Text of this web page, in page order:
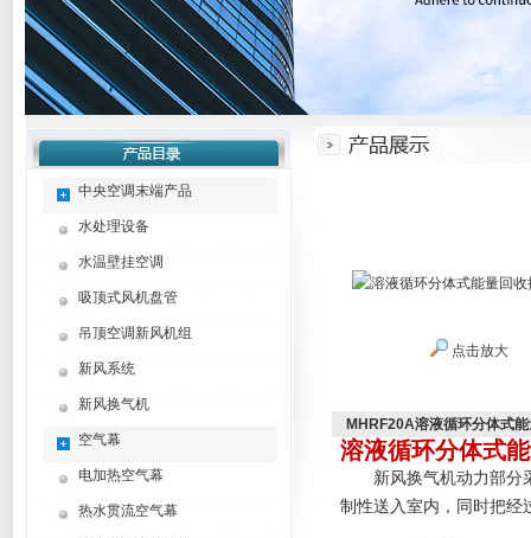
中央空调末端产品
水处理设备
水温壁挂空调
吸顶式风机盘管
吊顶空调新风机组
新风系统
新风换气机
空气幕
电加热空气幕
热水贯流空气幕
点击放大
MHRF20A溶液循环分体式
溶液循环分体式
新风换气机动力部分
制性送入室内，同时把经